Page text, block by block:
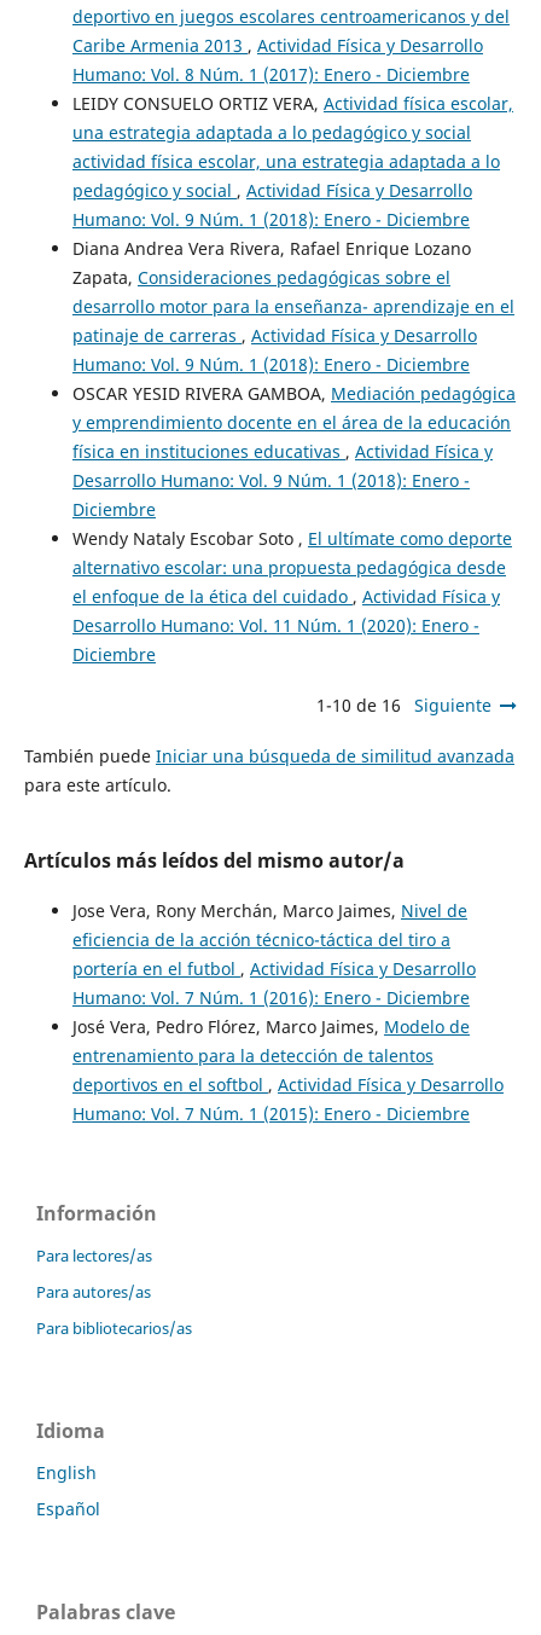
deportivo en juegos escolares centroamericanos y del
Caribe Armenia 2013 , Actividad Física y Desarrollo
Humano: Vol. 8 Núm. 1 (2017): Enero - Diciembre
LEIDY CONSUELO ORTIZ VERA, Actividad física escolar,
una estrategia adaptada a lo pedagógico y social
actividad física escolar, una estrategia adaptada a lo
pedagógico y social , Actividad Física y Desarrollo
Humano: Vol. 9 Núm. 1 (2018): Enero - Diciembre
Diana Andrea Vera Rivera, Rafael Enrique Lozano
Zapata, Consideraciones pedagógicas sobre el
desarrollo motor para la enseñanza- aprendizaje en el
patinaje de carreras , Actividad Física y Desarrollo
Humano: Vol. 9 Núm. 1 (2018): Enero - Diciembre
OSCAR YESID RIVERA GAMBOA, Mediación pedagógica
y emprendimiento docente en el área de la educación
física en instituciones educativas , Actividad Física y
Desarrollo Humano: Vol. 9 Núm. 1 (2018): Enero -
Diciembre
Wendy Nataly Escobar Soto , El ultímate como deporte
alternativo escolar: una propuesta pedagógica desde
el enfoque de la ética del cuidado , Actividad Física y
Desarrollo Humano: Vol. 11 Núm. 1 (2020): Enero -
Diciembre
1-10 de 16 Siguiente
También puede Iniciar una búsqueda de similitud avanzada
para este artículo.
Artículos más leídos del mismo autor/a
Jose Vera, Rony Merchán, Marco Jaimes, Nivel de
eficiencia de la acción técnico-táctica del tiro a
portería en el futbol , Actividad Física y Desarrollo
Humano: Vol. 7 Núm. 1 (2016): Enero - Diciembre
José Vera, Pedro Flórez, Marco Jaimes, Modelo de
entrenamiento para la detección de talentos
deportivos en el softbol , Actividad Física y Desarrollo
Humano: Vol. 7 Núm. 1 (2015): Enero - Diciembre
Información
Para lectores/as
Para autores/as
Para bibliotecarios/as
Idioma
English
Español
Palabras clave